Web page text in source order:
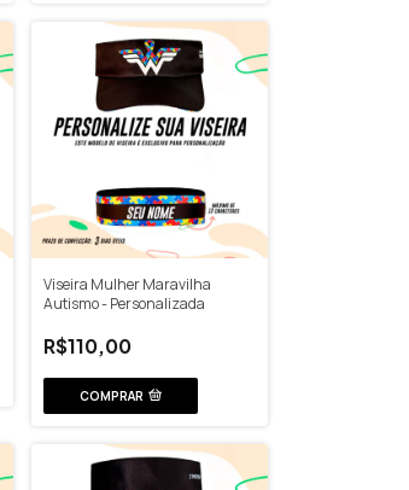
Viseira Mulher Maravilha
Autismo - Personalizada
R$110,00
COMPRAR